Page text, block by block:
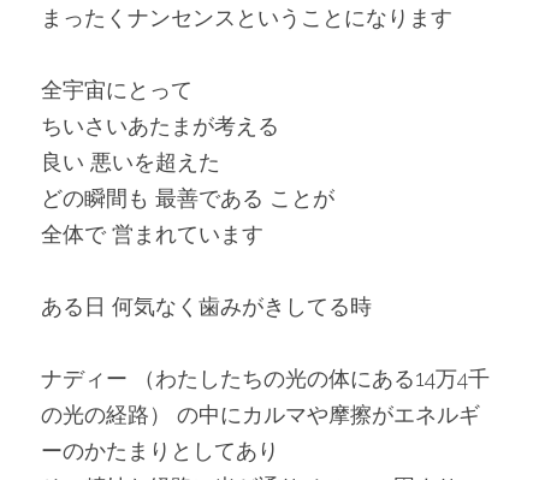
まったくナンセンスということになります
全宇宙にとって
ちいさいあたまが考える
良い 悪いを超えた
どの瞬間も 最善である ことが
全体で 営まれています
ある日 何気なく歯みがきしてる時
ナディー （わたしたちの光の体にある14万4千
の光の経路） の中にカルマや摩擦がエネルギ
ーのかたまりとしてあり